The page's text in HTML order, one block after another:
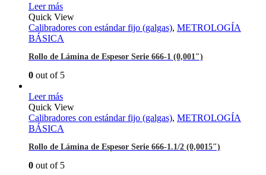
Leer más
Quick View
Calibradores con estándar fijo (galgas), METROLOGÍA
BÁSICA
Rollo de Lámina de Espesor Serie 666-1 (0,001″)
0 out of 5
Leer más
Quick View
Calibradores con estándar fijo (galgas), METROLOGÍA
BÁSICA
Rollo de Lámina de Espesor Serie 666-1.1/2 (0,0015″)
0 out of 5